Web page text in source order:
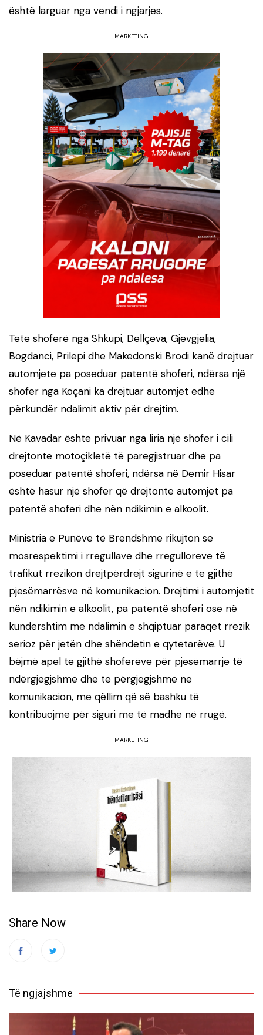
është larguar nga vendi i ngjarjes.
MARKETING
Tetë shoferë nga Shkupi, Dellçeva, Gjevgjelia,
Bogdanci, Prilepi dhe Makedonski Brodi kanë drejtuar
automjete pa poseduar patentë shoferi, ndërsa një
shofer nga Koçani ka drejtuar automjet edhe
përkundër ndalimit aktiv për drejtim.
Në Kavadar është privuar nga liria një shofer i cili
drejtonte motoçikletë të paregjistruar dhe pa
poseduar patentë shoferi, ndërsa në Demir Hisar
është hasur një shofer që drejtonte automjet pa
patentë shoferi dhe nën ndikimin e alkoolit.
Ministria e Punëve të Brendshme rikujton se
mosrespektimi i rregullave dhe rregulloreve të
trafikut rrezikon drejtpërdrejt sigurinë e të gjithë
pjesëmarrësve në komunikacion. Drejtimi i automjetit
nën ndikimin e alkoolit, pa patentë shoferi ose në
kundërshtim me ndalimin e shqiptuar paraqet rrezik
serioz për jetën dhe shëndetin e qytetarëve. U
bëjmë apel të gjithë shoferëve për pjesëmarrje të
ndërgjegjshme dhe të përgjegjshme në
komunikacion, me qëllim që së bashku të
kontribuojmë për siguri më të madhe në rrugë.
MARKETING
Share Now
Të ngjajshme